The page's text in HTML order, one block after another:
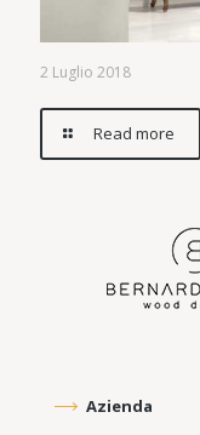
2 Luglio 2018
Read more
Azienda